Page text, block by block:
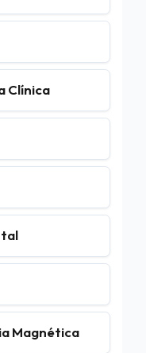
Clínica
Magnética